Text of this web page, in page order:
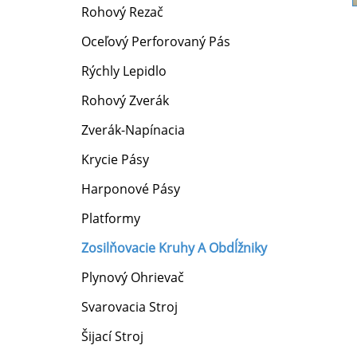
Rohový Rezač
Oceľový Perforovaný Pás
Rýchly Lepidlo
Rohový Zverák
Zverák-Napínacia
Krycie Pásy
Harponové Pásy
Platformy
Zosilňovacie Kruhy A Obdĺžniky
Plynový Ohrievač
Svarovacia Stroj
Šijací Stroj